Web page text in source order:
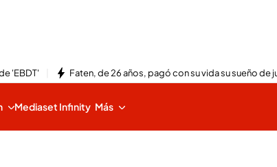
'EBDT' Faten, de 26 años, pagó con su vida su sueño de
Mediaset Infinity Más